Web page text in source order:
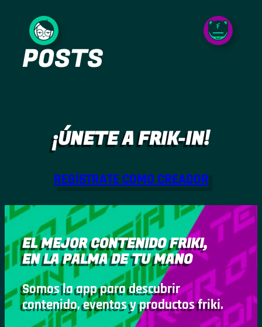
contenido
POSTS
¡ÚNETE A FRIK-IN!
REGÍSTRATE COMO CREADOR
EL MEJOR CONTENIDO FRIKI,
EN LA PALMA DE TU MANO
Somos la app para descubrir
contenido, eventos y productos friki.